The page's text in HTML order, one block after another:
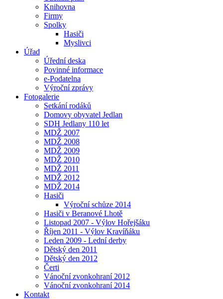
Knihovna
Firmy
Spolky
Hasiči
Myslivci
Úřad
Úřední deska
Povinné informace
e-Podatelna
Výroční zprávy
Fotogalerie
Setkání rodáků
Domovy obyvatel Jedlan
SDH Jedlany 110 let
MDŽ 2007
MDŽ 2008
MDŽ 2009
MDŽ 2010
MDŽ 2011
MDŽ 2012
MDŽ 2014
Hasiči
Výroční schůze 2014
Hasiči v Beranové Lhotě
Listopad 2007 - Výlov Hořejšáku
Říjen 2011 - Výlov Kravíňáku
Leden 2009 - Lední derby
Dětský den 2011
Dětský den 2012
Čerti
Vánoční zvonkohraní 2012
Vánoční zvonkohraní 2014
Kontakt